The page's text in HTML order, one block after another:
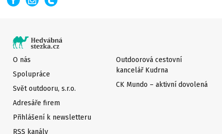
O nás
Spolupráce
Svět outdooru, s.r.o.
Adresáře firem
Přihlášení k newsletteru
Outdoorová cestovní
kancelář Kudrna
CK Mundo – aktivní dovolená
RSS kanály